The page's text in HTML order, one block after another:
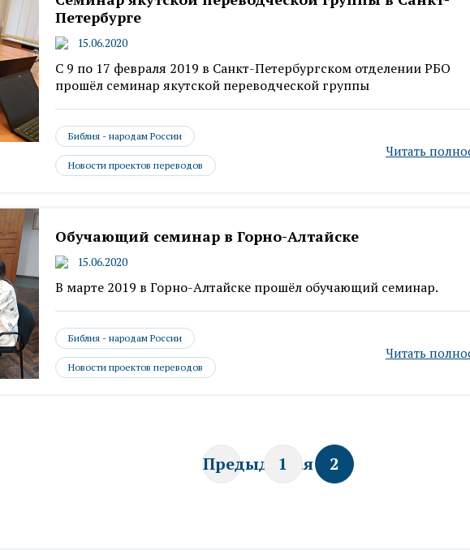
Петербурге
15.06.2020
С 9 по 17 февраля 2019 в Санкт-Петербургском отделении РБО
прошёл семинар якутской переводческой группы
Библия - народам России
Новости проектов переводов
Читать
Обучающий семинар в Горно-Алтайске
15.06.2020
В марте 2019 в Горно-Алтайске прошёл обучающий семинар.
Библия - народам России
Новости проектов переводов
Читать
Предыдущая
1 2